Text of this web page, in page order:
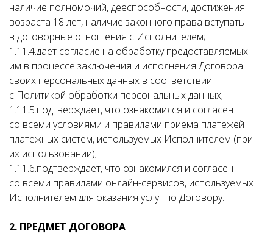
наличие полномочий, дееспособности, достижения
возраста 18 лет, наличие законного права вступать
в договорные отношения с Исполнителем;
1.11.4.дает согласие на обработку предоставляемых
им в процессе заключения и исполнения Договора
своих персональных данных в соответствии
с Политикой обработки персональных данных;
1.11.5.подтверждает, что ознакомился и согласен
со всеми условиями и правилами приема платежей
платежных систем, используемых Исполнителем (при
их использовании);
1.11.6.подтверждает, что ознакомился и согласен
со всеми правилами онлайн-сервисов, используемых
Исполнителем для оказания услуг по Договору.
2. ПРЕДМЕТ ДОГОВОРА